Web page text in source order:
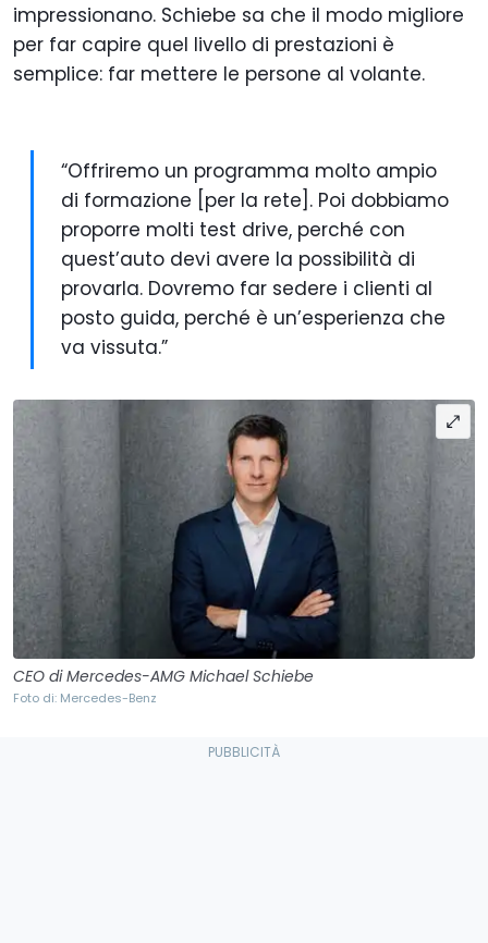
impressionano. Schiebe sa che il modo migliore
per far capire quel livello di prestazioni è
semplice: far mettere le persone al volante.
“Offriremo un programma molto ampio
di formazione [per la rete]. Poi dobbiamo
proporre molti test drive, perché con
quest’auto devi avere la possibilità di
provarla. Dovremo far sedere i clienti al
posto guida, perché è un’esperienza che
va vissuta.”
CEO di Mercedes-AMG Michael Schiebe
Foto di: Mercedes-Benz